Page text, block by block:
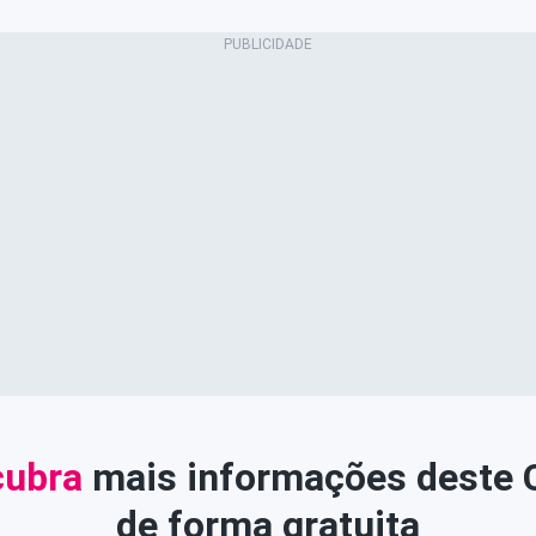
mais informações deste
de forma gratuita